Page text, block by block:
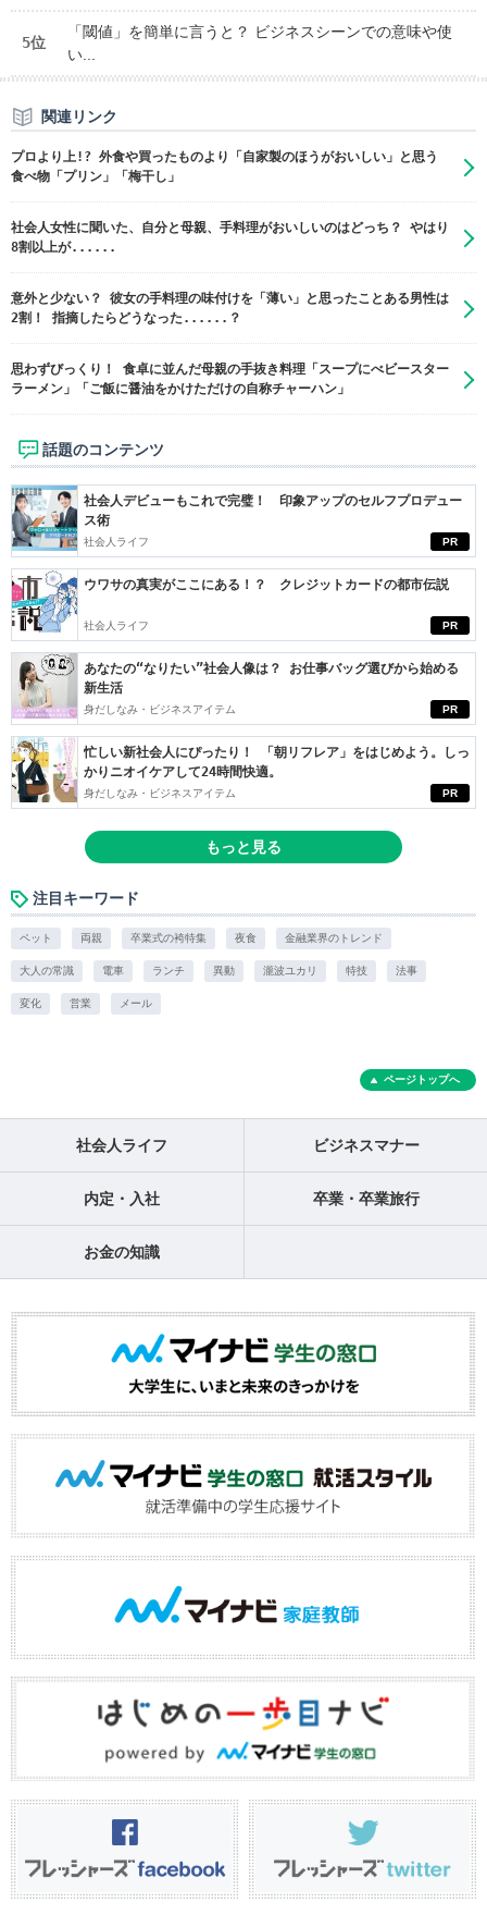
5位
「閾値」を簡単に言うと？ ビジネスシーンでの意味や使
い...
関連リンク
プロより上!? 外食や買ったものより「自家製のほうがおいしい」と思う
食べ物「プリン」「梅干し」
社会人女性に聞いた、自分と母親、手料理がおいしいのはどっち？ やはり
8割以上が......
意外と少ない？ 彼女の手料理の味付けを「薄い」と思ったことある男性は
2割！ 指摘したらどうなった......？
思わずびっくり！ 食卓に並んだ母親の手抜き料理「スープにべビースター
ラーメン」「ご飯に醤油をかけただけの自称チャーハン」
話題のコンテンツ
PR
社会人デビューもこれで完璧！ 印象アップのセルフプロデュー
ス術
社会人ライフ
PR
ウワサの真実がここにある！？ クレジットカードの都市伝説
社会人ライフ
PR
あなたの“なりたい”社会人像は？ お仕事バッグ選びから始める
新生活
身だしなみ・ビジネスアイテム
PR
忙しい新社会人にぴったり！ 「朝リフレア」をはじめよう。しっ
かりニオイケアして24時間快適。
身だしなみ・ビジネスアイテム
もっと見る
注目キーワード
ペット 両親 卒業式の袴特集 夜食 金融業界のトレンド
大人の常識 電車 ランチ 異動 瀧波ユカリ 特技 法事
変化 営業 メール
ページトップへ
社会人ライフ ビジネスマナー
内定・入社 卒業・卒業旅行
お金の知識